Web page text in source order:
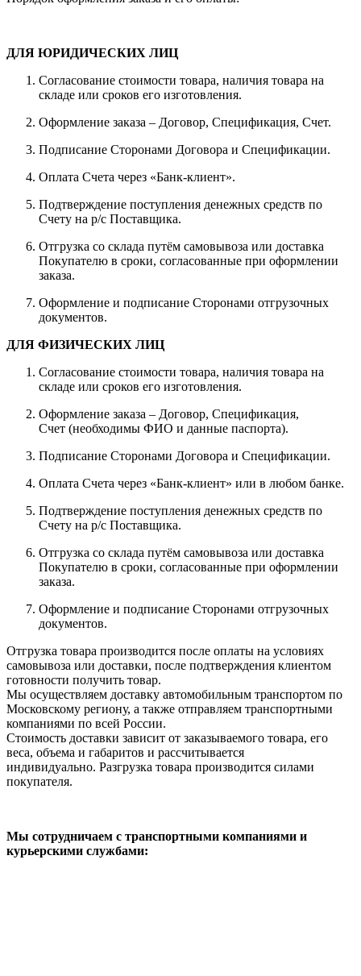
ДЛЯ ЮРИДИЧЕСКИХ ЛИЦ
Согласование стоимости товара, наличия товара на
складе или сроков его изготовления.
Оформление заказа – Договор, Спецификация, Счет.
Подписание Сторонами Договора и Спецификации.
Оплата Счета через «Банк-клиент».
Подтверждение поступления денежных средств по
Счету на р/с Поставщика.
Отгрузка со склада путём самовывоза или доставка
Покупателю в сроки, согласованные при оформлении
заказа.
Оформление и подписание Сторонами отгрузочных
документов.
ДЛЯ ФИЗИЧЕСКИХ ЛИЦ
Согласование стоимости товара, наличия товара на
складе или сроков его изготовления.
Оформление заказа – Договор, Спецификация,
Счет (необходимы ФИО и данные паспорта).
Подписание Сторонами Договора и Спецификации.
Оплата Счета через «Банк-клиент» или в любом банке.
Подтверждение поступления денежных средств по
Счету на р/с Поставщика.
Отгрузка со склада путём самовывоза или доставка
Покупателю в сроки, согласованные при оформлении
заказа.
Оформление и подписание Сторонами отгрузочных
документов.
Отгрузка товара производится после оплаты на условиях
самовывоза или доставки, после подтверждения клиентом
готовности получить товар.
Мы осуществляем доставку автомобильным транспортом по
Московскому региону, а также отправляем транспортными
компаниями по всей России.
Стоимость доставки зависит от заказываемого товара, его
веса, объема и габаритов и рассчитывается
индивидуально. Разгрузка товара производится силами
покупателя.
Мы сотрудничаем с транспортными компаниями и
курьерскими службами: